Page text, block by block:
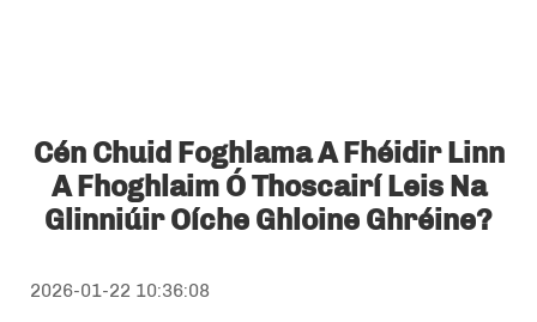
Cén Chuid Foghlama A Fhéidir Linn
A Fhoghlaim Ó Thoscairí Leis Na
Glinniúir Oíche Ghloine Ghréine?
2026-01-22 10:36:08